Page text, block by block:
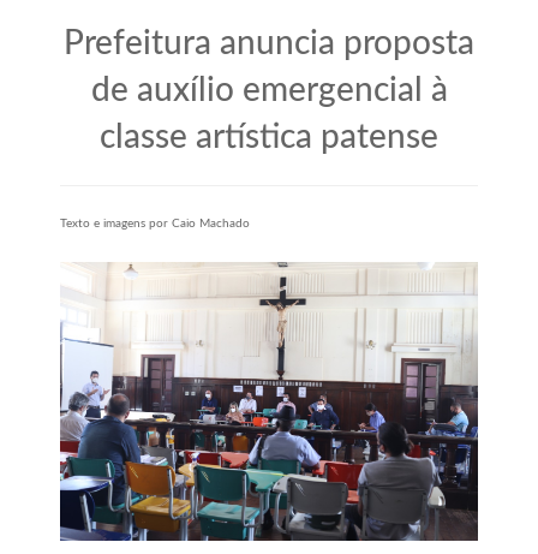
Prefeitura anuncia proposta
de auxílio emergencial à
classe artística patense
Texto e imagens por Caio Machado